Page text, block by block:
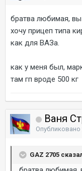
братва любимая, вы
хочу прицеп типа
как для ВАЗа.
как у меня был,
там гп вроде 500 кг
Ваня
Опубликовано
GAZ 2705